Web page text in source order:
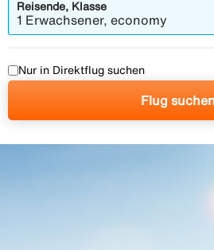
Reisende, Klasse
1 Erwachsener, economy
Nur in Direktflug suchen
Flug suchen